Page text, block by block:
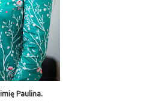
Paulina.